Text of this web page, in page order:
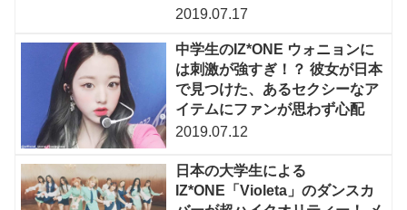
2019.07.17
中学生のIZ*ONE ウォニョンに
は刺激が強すぎ！？ 彼女が日本
で見つけた、あるセクシーなア
イテムにファンが思わず心配
2019.07.12
日本の大学生による
IZ*ONE「Violeta」のダンスカ